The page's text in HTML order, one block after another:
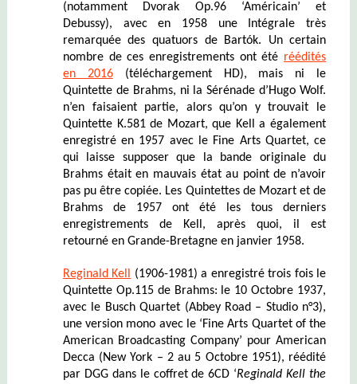
(notamment Dvorak Op.96 ‘Américain’ et
Debussy), avec en 1958 une Intégrale très
remarquée des quatuors de Bartók. Un certain
nombre de ces enregistrements ont été réédités
en 2016(téléchargement HD), mais ni le
Quintette de Brahms, ni la Sérénade d’Hugo Wolf.
n’en faisaient partie, alors qu’on y trouvait le
Quintette K.581 de Mozart, que Kell a également
enregistré en 1957 avec le Fine Arts Quartet, ce
qui laisse supposer que la bande originale du
Brahms était en mauvais état au point de n’avoir
pas pu être copiée. Les Quintettes de Mozart et de
Brahms de 1957 ont été les tous derniers
enregistrements de Kell, après quoi, il est
retourné en Grande-Bretagne en janvier 1958.
Reginald Kell (1906-1981) a enregistré trois fois le
Quintette Op.115 de Brahms: le 10 Octobre 1937,
avec le Busch Quartet (Abbey Road – Studio n°3),
une version mono avec le ‘Fine Arts Quartet of the
American Broadcasting Company’ pour American
Decca (New York – 2 au 5 Octobre 1951), réédité
par DGG dans le coffret de 6CD ‘Reginald Kellthe